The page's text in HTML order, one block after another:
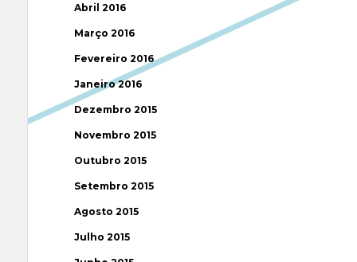
Abril 2016
Março 2016
Fevereiro 2016
Janeiro 2016
Dezembro 2015
Novembro 2015
Outubro 2015
Setembro 2015
Agosto 2015
Julho 2015